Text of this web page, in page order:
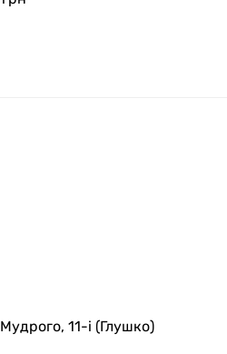
11-i (Глушко)